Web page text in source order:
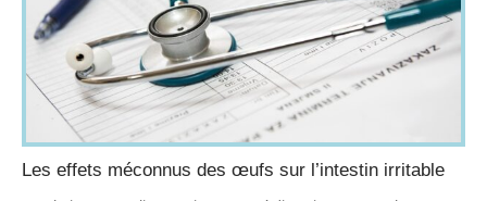
Les effets méconnus des œufs sur l’intestin irritable